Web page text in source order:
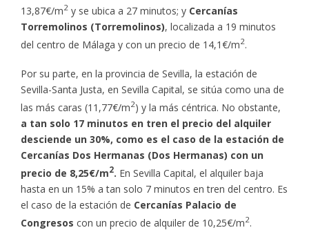
13,87€/m2y se ubica a 27 minutos; y Cercanías
Torremolinos (Torremolinos), localizada a 19 minutos
del centro de Málaga y con un precio de 14,1€/m2.
Por su parte, en la provincia de Sevilla, la estación de
Sevilla-Santa Justa, en Sevilla Capital, se sitúa como una de
las más caras (11,77€/m2) y la más céntrica. No obstante,
a tan solo 17 minutos en tren el precio del alquiler
desciende un 30%, como es el caso de la estación de
Cercanías Dos Hermanas (Dos Hermanas) con un
precio de 8,25€/m2. En Sevilla Capital, el alquiler baja
hasta en un 15% a tan solo 7 minutos en tren del centro. Es
el caso de la estación de Cercanías Palacio de
Congresos con un precio de alquiler de 10,25€/m2.